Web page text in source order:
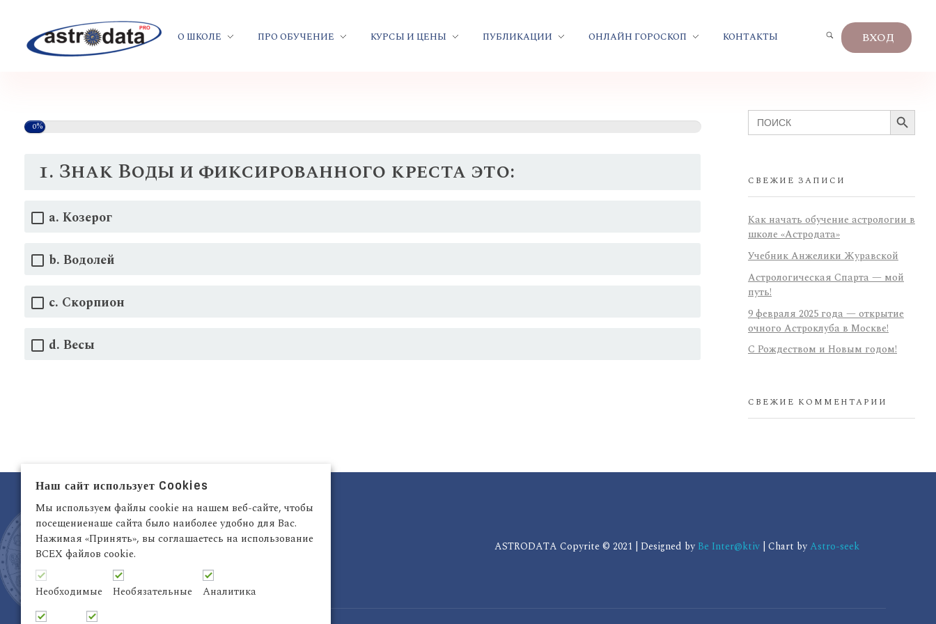
О ШКОЛЕ ПРО ОБУЧЕНИЕ КУРСЫ И ЦЕНЫ ПУБЛИКАЦИИ ОНЛАЙН ГОРОСКОП КОНТАКТЫ ВХОД
0%
1. Знак Воды и фиксированного креста это:
a. Козерог
b. Водолей
c. Скорпион
d. Весы
Search
for:
Search Button
СВЕЖИЕ ЗАПИСИ
Как начать обучение астрологии в
школе «Астродата»
Учебник Анжелики Журавской
Астрологическая Спарта — мой
путь!
9 февраля 2025 года — открытие
очного Астроклуба в Москве!
С Рождеством и Новым годом!
СВЕЖИЕ КОММЕНТАРИИ
Латвия, Рига,+371 29942263
Электронный адрес:
ASTRODATA Copyrite © 2021 | Designed byBe Inter@ktiv | Chart byAstro-seek
Наш сайт использует Cookies
Мы используем файлы cookie на нашем веб-сайте, чтобы
посещениенаше сайта было наиболее удобно для Вас.
Нажимая «Принять», вы соглашаетесь на использование
ВСЕХ файлов cookie.
Необходимые Необязательные Аналитика